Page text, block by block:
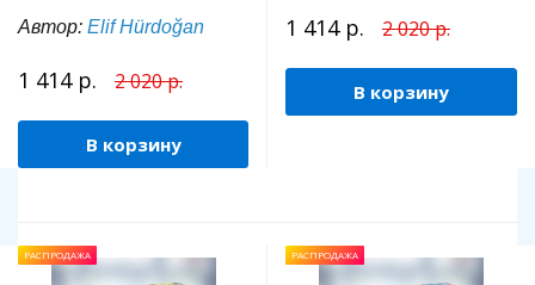
Автор: Elif Hürdoğan
1 414 р. 2 020 р.
В корзину
1 414 р. 2 020 р.
В корзину
РАСПРОДАЖА РАСПРОДАЖА